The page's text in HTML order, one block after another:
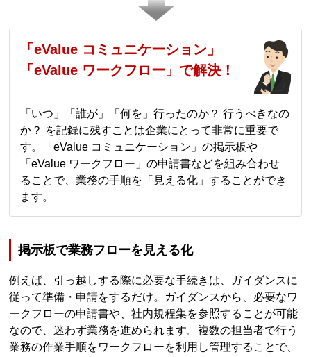
「eValue コミュニケーション」
「eValue ワークフロー」で解決！
「いつ」「誰が」「何を」行ったのか？ 行うべきなの
か？ を記録に残すことは企業にとって非常に重要で
す。「eValue コミュニケーション」の掲示板や
「eValue ワークフロー」の申請書などを組み合わせ
ることで、業務の手順を「見える化」することができ
ます。
掲示板で業務フローを見える化
例えば、引っ越しする際に必要な手続きは、ガイダンスに
従って準備・申請をするだけ。ガイダンスから、必要なワ
ークフローの申請書や、社内規程集を参照することが可能
なので、迷わず業務を進められます。複数の担当者で行う
業務の作業手順をワークフローを利用し管理することで、